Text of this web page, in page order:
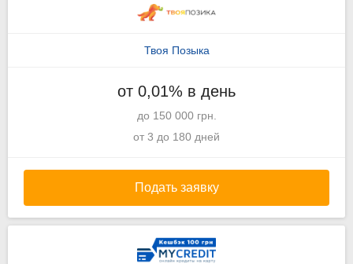
Твоя Позыка
от 0,01% в день
до 150 000 грн.
от 3 до 180 дней
Подать заявку